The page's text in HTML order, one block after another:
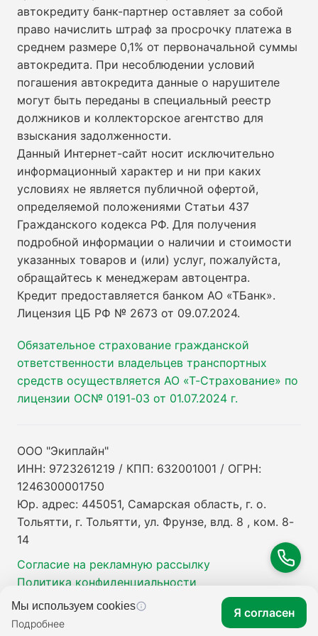
автокредиту банк-партнер оставляет за собой
право начислить штраф за просрочку платежа в
среднем размере 0,1% от первоначальной суммы
автокредита. При несоблюдении условий
погашения автокредита данные о нарушителе
могут быть переданы в специальный реестр
должников и коллекторское агентство для
взыскания задолженности.
Данный Интернет-сайт носит исключительно
информационный характер и ни при каких
условиях не является публичной офертой,
определяемой положениями Статьи 437
Гражданского кодекса РФ. Для получения
подробной информации о наличии и стоимости
указанных товаров и (или) услуг, пожалуйста,
обращайтесь к менеджерам автоцентра.
Кредит предоставляется банком АО «ТБанк».
Лицензия ЦБ РФ № 2673 от 09.07.2024.
Обязательное страхование гражданской
ответственности владельцев транспортных
средств осуществляется АО «Т-Страхование» по
лицензии ОС№ 0191-03 от 01.07.2024 г.
ООО "Экиплайн"
ИНН: 9723261219 / КПП: 632001001 / ОГРН:
1246300001750
Юр. адрес: 445051, Самарская область, г. о.
Тольятти, г. Тольятти, ул. Фрунзе, влд. 8 , ком. 8-
14
Согласие на рекламную рассылку
Политика конфиденциальности
Мы используем cookies
Подробнее
Я согласен